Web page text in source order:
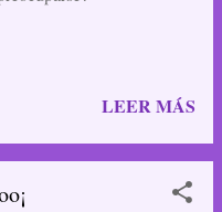
dejó de
la comida sobrante...
LEER MÁS